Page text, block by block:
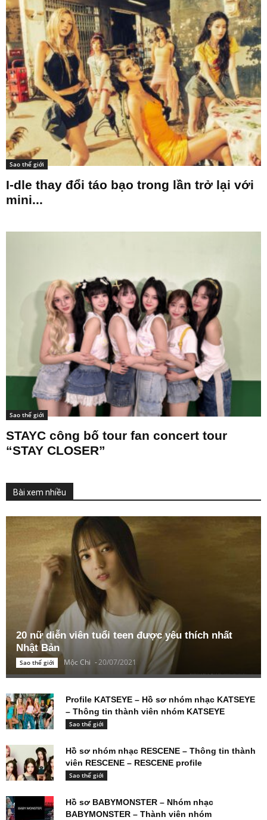
Sao thế giới
I-dle thay đổi táo bạo trong lần trở lại với
mini...
Sao thế giới
STAYC công bố tour fan concert tour
“STAY CLOSER”
Bài xem nhiều
20 nữ diễn viên tuổi teen được yêu thích nhất
Nhật Bản
Sao thế giới Mộc Chi -20/07/2021
Profile KATSEYE – Hồ sơ nhóm nhạc KATSEYE
– Thông tin thành viên nhóm KATSEYE
Sao thế giới
Hồ sơ nhóm nhạc RESCENE – Thông tin thành
viên RESCENE – RESCENE profile
Sao thế giới
Hồ sơ BABYMONSTER – Nhóm nhạc
BABYMONSTER – Thành viên nhóm